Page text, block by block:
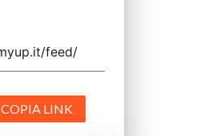
COPIA LINK